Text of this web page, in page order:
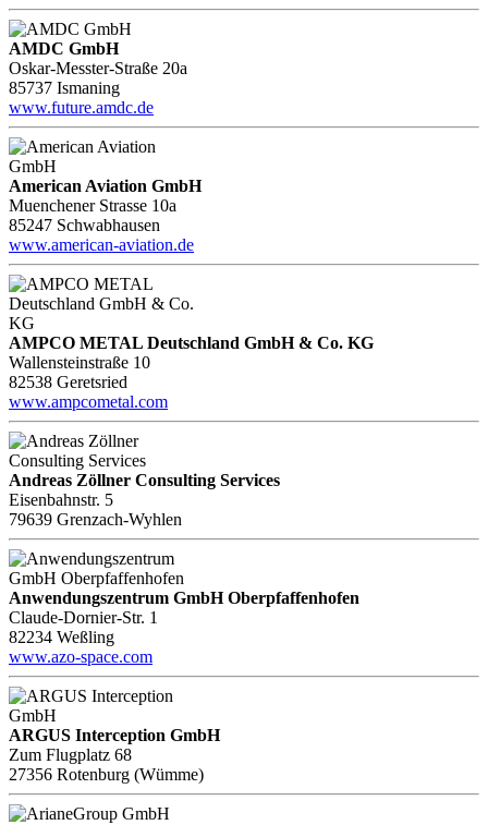
AMDC GmbH
Oskar-Messter-Straße 20a
85737 Ismaning
www.future.amdc.de
American Aviation GmbH
Muenchener Strasse 10a
85247 Schwabhausen
www.american-aviation.de
AMPCO METAL Deutschland GmbH & Co. KG
Wallensteinstraße 10
82538 Geretsried
www.ampcometal.com
Andreas Zöllner Consulting Services
Eisenbahnstr. 5
79639 Grenzach-Wyhlen
Anwendungszentrum GmbH Oberpfaffenhofen
Claude-Dornier-Str. 1
82234 Weßling
www.azo-space.com
ARGUS Interception GmbH
Zum Flugplatz 68
27356 Rotenburg (Wümme)